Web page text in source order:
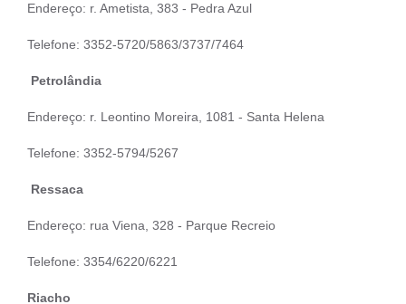
Endereço: r. Ametista, 383 - Pedra Azul
Telefone: 3352-5720/5863/3737/7464
Petrolândia
Endereço: r. Leontino Moreira, 1081 - Santa Helena
Telefone: 3352-5794/5267
Ressaca
Endereço: rua Viena, 328 - Parque Recreio
Telefone: 3354/6220/6221
Riacho